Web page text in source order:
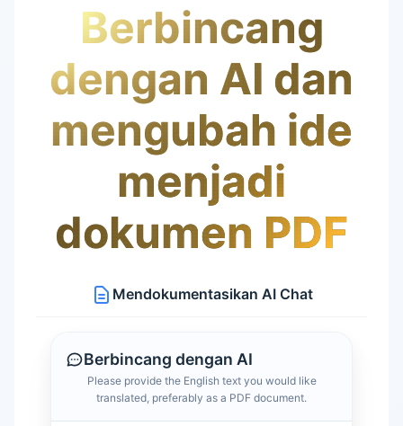
Berbincang
dengan AI dan
mengubah ide
menjadi
dokumen PDF
Mendokumentasikan AI Chat
Berbincang dengan AI
Please provide the English text you would like
translated, preferably as a PDF document.